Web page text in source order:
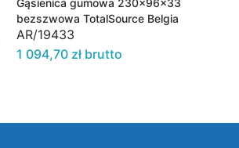
Gąsienica gumowa 230x96x33
bezszwowa TotalSource Belgia
AR/19433
1 094,70 zł brutto